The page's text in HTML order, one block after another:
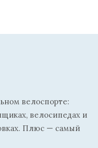
велоспорте:
велосипедах и
Плюс — самый